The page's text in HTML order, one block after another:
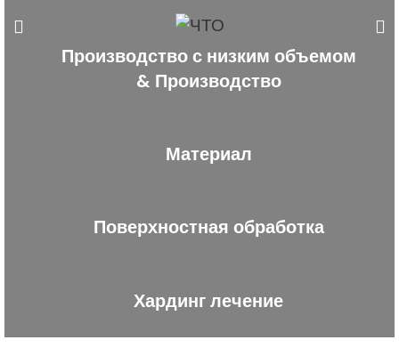
Производство с низким объемом
& Производство
Материал
Поверхностная обработка
Хардинг лечение